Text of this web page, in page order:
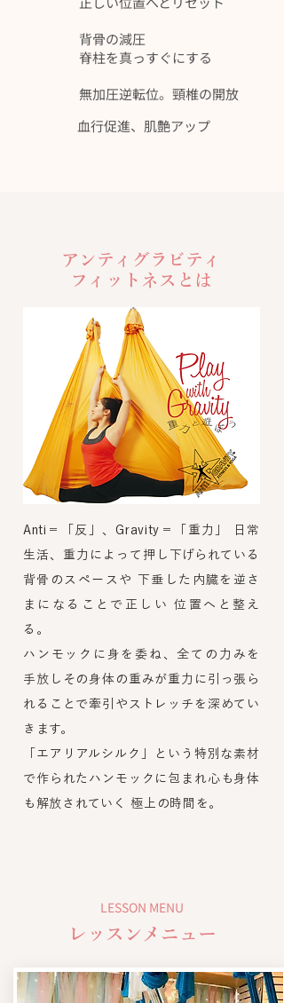
背骨の減圧
​脊柱を真っすぐにする
無加圧逆転位。​頸椎の開放
血行促進、​肌艶アップ
アンティグラビティ
フィットネスとは
Anti＝「反」、Gravity＝「重力」 日常
生活、重力によって押し下げられている
背骨の スペースや 下垂した内臓を逆さ
まになることで正しい 位置へと整え
る。
ハンモックに身を委ね、全ての力みを
手放しその身体の重みが重力に引っ張ら
れることで 牽引やストレッチを深めてい
きます。
「エアリアルシルク」という特別な素材
で作られたハンモックに包まれ心も身体
も解放されていく 極上の時間を。
LESSON MENU
レッスンメニュー